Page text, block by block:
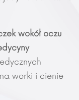
wokół oczu
worki i cienie